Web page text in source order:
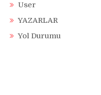
User
YAZARLAR
Yol Durumu